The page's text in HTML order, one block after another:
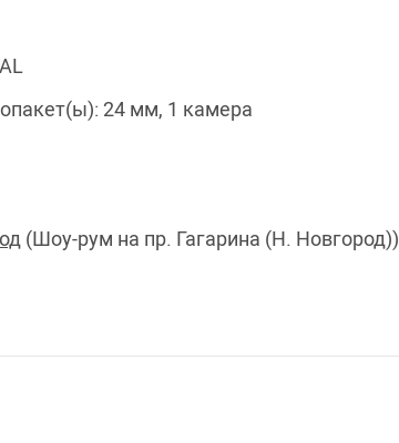
24 мм, 1 камера
(Шоу-рум на пр. Гагарина (Н. Новгород))